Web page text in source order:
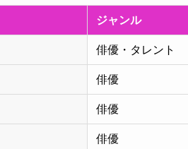
ジャンル
俳優・タレント
俳優
俳優
俳優